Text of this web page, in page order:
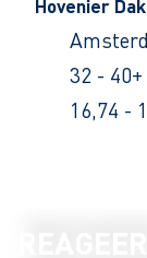
Hovenier
32 -
16,74 -